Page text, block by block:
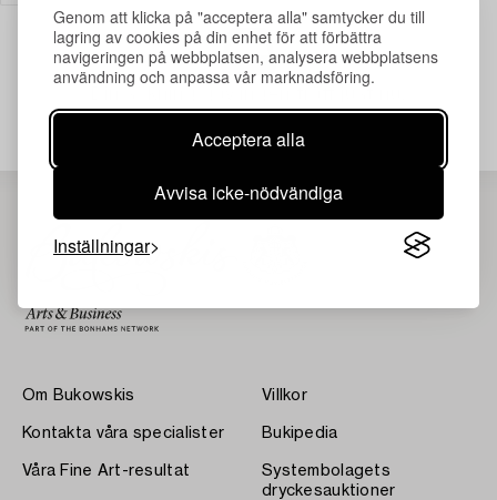
Genom att klicka på "acceptera alla" samtycker du till
lagring av cookies på din enhet för att förbättra
navigeringen på webbplatsen, analysera webbplatsens
användning och anpassa vår marknadsföring.
Acceptera alla
Avvisa icke-nödvändiga
Inställningar
Om Bukowskis
Kontakta våra specialister
Våra Fine Art-resultat
Villkor
Bukipedia
Systembolagets
dryckesauktioner